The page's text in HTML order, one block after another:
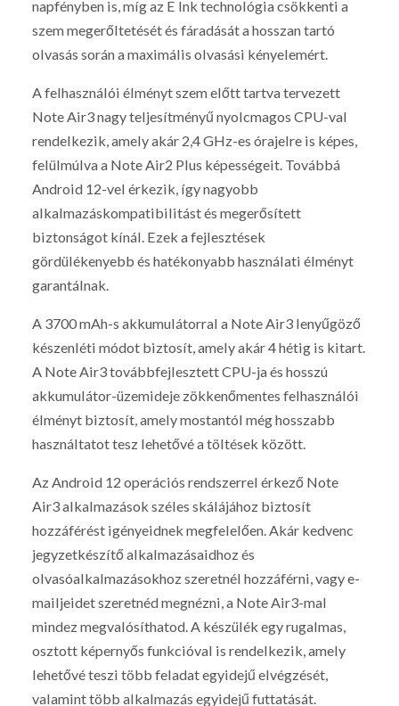
napfényben is, míg az E Ink technológia csökkenti a
szem megerőltetését és fáradását a hosszan tartó
olvasás során a maximális olvasási kényelemért.
A felhasználói élményt szem előtt tartva tervezett
Note Air3 nagy teljesítményű nyolcmagos CPU-val
rendelkezik, amely akár 2,4 GHz-es órajelre is képes,
felülmúlva a Note Air2 Plus képességeit. Továbbá
Android 12-vel érkezik, így nagyobb
alkalmazáskompatibilitást és megerősített
biztonságot kínál. Ezek a fejlesztések
gördülékenyebb és hatékonyabb használati élményt
garantálnak.
A 3700 mAh-s akkumulátorral a Note Air3 lenyűgöző
készenléti módot biztosít, amely akár 4 hétig is kitart.
A Note Air3 továbbfejlesztett CPU-ja és hosszú
akkumulátor-üzemideje zökkenőmentes felhasználói
élményt biztosít, amely mostantól még hosszabb
használtatot tesz lehetővé a töltések között.
Az Android 12 operációs rendszerrel érkező Note
Air3 alkalmazások széles skálájához biztosít
hozzáférést igényeidnek megfelelően. Akár kedvenc
jegyzetkészítő alkalmazásaidhoz és
olvasóalkalmazásokhoz szeretnél hozzáférni, vagy e-
mailjeidet szeretnéd megnézni, a Note Air3-mal
mindez megvalósíthatod. A készülék egy rugalmas,
osztott képernyős funkcióval is rendelkezik, amely
lehetővé teszi több feladat egyidejű elvégzését,
valamint több alkalmazás egyidejű futtatását.